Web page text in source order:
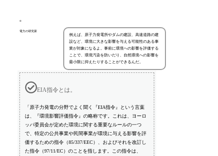
電力の研究家
例えば、原子力発電所やダムの建設、高速道路の建
設など、環境に大きな影響を与える可能性のある事
業が対象になるよ。事前に環境への影響を評価する
ことで、環境汚染を防いだり、自然環境への影響を
最小限に抑えたりすることができるんだ。
EIA指令とは。
「原子力発電の分野でよく聞く『EIA指令』という言葉
は、『環境影響評価指令』の略称です。これは、ヨーロ
ッパ委員会が定めた環境に関する重要なルールの一つ
で、特定の公共事業や民間事業が環境に与える影響を評
価するための指令（85/337/EEC）、およびそれを改訂し
た指令（97/11/EC）のことを指します。この指令は、